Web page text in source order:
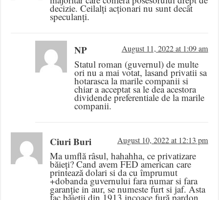
decizie. Ceilalți acționari nu sunt decât
speculanți.
NP August 11, 2022 at 1:09 am
Statul roman (guvernul) de multe
ori nu a mai votat, lasand privatii sa
hotarasca la marile companii si
chiar a acceptat sa le dea acestora
dividende preferentiale de la marile
companii.
Ciuri Buri August 10, 2022 at 12:13 pm
Ma umflă râsul, hahahha, ce privatizare
băieți? Cand avem FED american care
printează dolari si da cu împrumut
+dobanda guvernului fara numar si fara
garanție in aur, se numeste furt si jaf. Asta
fac băieții din 1913 incoace fură pardon